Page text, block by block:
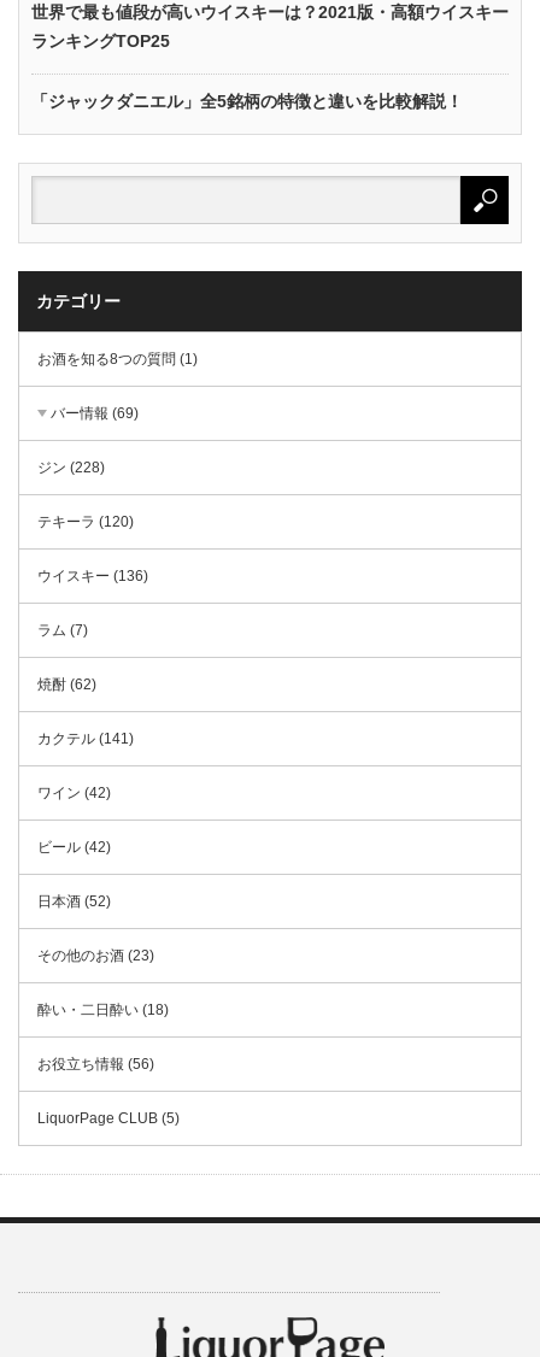
世界で最も値段が高いウイスキーは？2021版・高額ウイスキー
ランキングTOP25
「ジャックダニエル」全5銘柄の特徴と違いを比較解説！
カテゴリー
お酒を知る8つの質問 (1)
バー情報 (69)
ジン (228)
テキーラ (120)
ウイスキー (136)
ラム (7)
焼酎 (62)
カクテル (141)
ワイン (42)
ビール (42)
日本酒 (52)
その他のお酒 (23)
酔い・二日酔い (18)
お役立ち情報 (56)
LiquorPage CLUB (5)